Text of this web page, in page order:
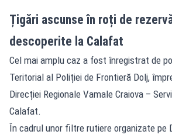
Țigări ascunse în roți de
descoperite la Calafat
Cel mai amplu caz a fost înregistrat de
Teritorial al Poliției de Frontieră Dolj,
Direcției Regionale Vamale Craiova –
Calafat.
În cadrul unor filtre rutiere organizate pe